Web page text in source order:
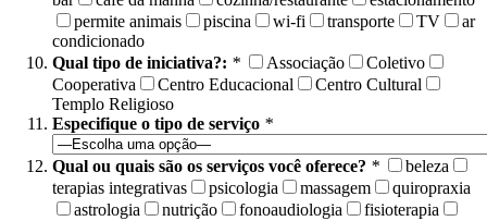
permite animais
piscina wi-fi transporte TV
ar
condicionado
Qual tipo de iniciativa?: * Associação
Coletivo
Cooperativa
Centro Educacional
Centro Cultural
Templo Religioso
Especifique o tipo de serviço *
Qual ou quais são os serviços você oferece? *
beleza
terapias integrativas
psicologia massagem
quiropraxia
astrologia
nutrição fonoaudiologia
fisioterapia